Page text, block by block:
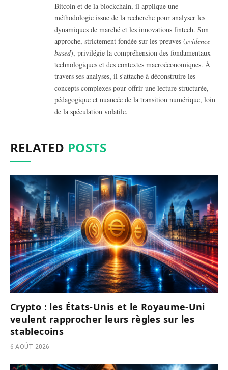
Bitcoin et de la blockchain, il applique une
méthodologie issue de la recherche pour analyser les
dynamiques de marché et les innovations fintech. Son
approche, strictement fondée sur les preuves (evidence-
based), privilégie la compréhension des fondamentaux
technologiques et des contextes macroéconomiques. À
travers ses analyses, il s'attache à déconstruire les
concepts complexes pour offrir une lecture structurée,
pédagogique et nuancée de la transition numérique, loin
de la spéculation volatile.
RELATED POSTS
Crypto : les États-Unis et le Royaume-Uni
veulent rapprocher leurs règles sur les
stablecoins
6 AOÛT 2026